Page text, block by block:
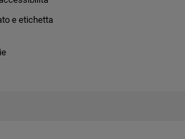
e etichetta